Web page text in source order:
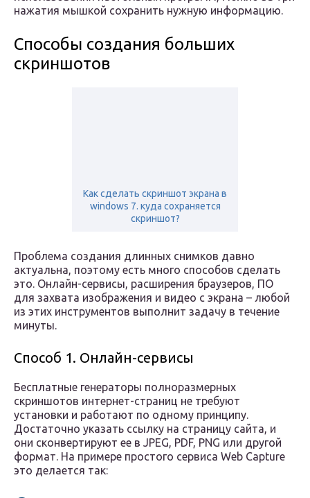
нажатия мышкой сохранить нужную информацию.
Способы создания больших
скриншотов
Как сделать скриншот экрана в
windows 7. куда сохраняется
скриншот?
Проблема создания длинных снимков давно
актуальна, поэтому есть много способов сделать
это. Онлайн-сервисы, расширения браузеров, ПО
для захвата изображения и видео с экрана – любой
из этих инструментов выполнит задачу в течение
минуты.
Способ 1. Онлайн-сервисы
Бесплатные генераторы полноразмерных
скриншотов интернет-страниц не требуют
установки и работают по одному принципу.
Достаточно указать ссылку на страницу сайта, и
они сконвертируют ее в JPEG, PDF, PNG или другой
формат. На примере простого сервиса Web Capture
это делается так: